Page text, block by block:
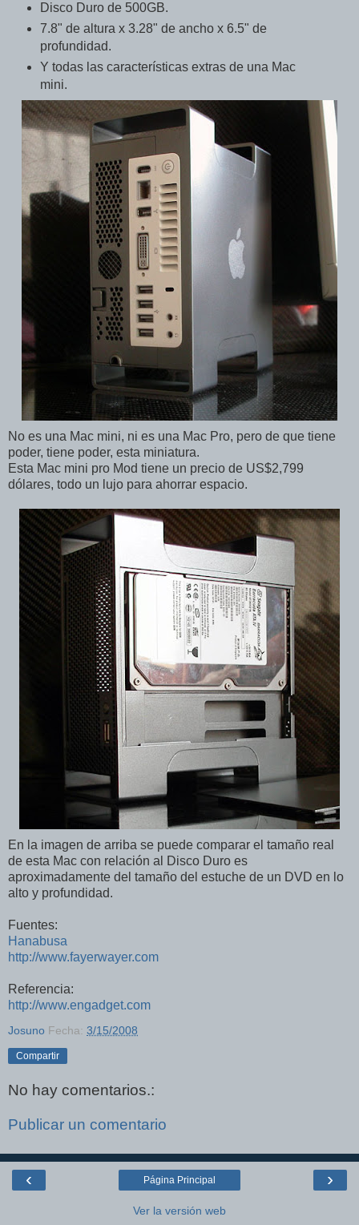
Disco Duro de 500GB.
7.8" de altura x 3.28" de ancho x 6.5" de
profundidad.
Y todas las características extras de una Mac
mini.
No es una Mac mini, ni es una Mac Pro, pero de que tiene
poder, tiene poder, esta miniatura.
Esta Mac mini pro Mod tiene un precio de US$2,799
dólares, todo un lujo para ahorrar espacio.
En la imagen de arriba se puede comparar el tamaño real
de esta Mac con relación al Disco Duro es
aproximadamente del tamaño del estuche de un DVD en lo
alto y profundidad.
Fuentes:
Hanabusa
http://www.fayerwayer.com
Referencia:
http://www.engadget.com
Josuno Fecha: 3/15/2008
Compartir
No hay comentarios.:
Publicar un comentario
‹ ›
Página Principal
Ver la versión web